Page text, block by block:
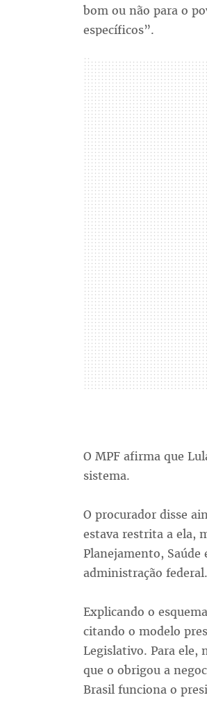
bom ou não para o
específicos”.
O MPF afirma que
sistema.
O procurador disse
estava restrita a ela,
Planejamento, Saúde
administração federal.
Explicando o
citando o modelo
Legislativo. Para ele,
que o obrigou a
Brasil funciona o